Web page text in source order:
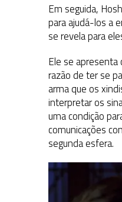
Em seguida,
para ajudá-los a
se revela para
Ele se apresenta
razão de ter se
arma que os
interpretar os
uma condição
comunicações
segunda esfera.